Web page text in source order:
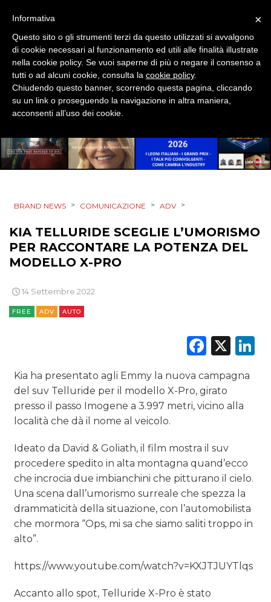
EVENTI
MOBILE
PROMOZIONI
PUNTI VENDITA
DIGITALE
RADIO / AUDIO
TV
DATI
RICERCHE
PREVISIONI/SCENARI
NORMATIVE
BRAND NEWS > COMUNICAZIONE > ADV >
KIA TELLURIDE SCEGLIE L’UMORISMO
PER RACCONTARE LA POTENZA DEL
MODELLO X-PRO
14 Settembre 2022
FREE ADV AUTO
X
Kia ha presentato agli Emmy la nuova campagna
del suv Telluride per il modello X-Pro, girato
presso il passo Imogene a 3.997 metri, vicino alla
località che dà il nome al veicolo.
Ideato da David & Goliath, il film mostra il suv
procedere spedito in alta montagna quand’ecco
che incrocia due imbianchini che pitturano il cielo.
Una scena dall’umorismo surreale che spezza la
drammaticità della situazione, con l’automobilista
che mormora “Ops, mi sa che siamo saliti troppo in
alto”.
https://www.youtube.com/watch?v=KXJTJUYTlqs
Accanto allo spot, Telluride X-Pro è stato
×
Informativa
Questo sito o gli strumenti terzi da questo utilizzati si avvalgono
di cookie necessari al funzionamento ed utili alle finalità illustrate
nella cookie policy. Se vuoi saperne di più o negare il consenso a
tutti o ad alcuni cookie, consulta la cookie policy.
Chiudendo questo banner, scorrendo questa pagina, cliccando
su un link o proseguendo la navigazione in altra maniera,
acconsenti all’uso dei cookie.